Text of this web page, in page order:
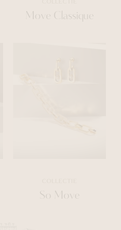
Move Classique
So Move